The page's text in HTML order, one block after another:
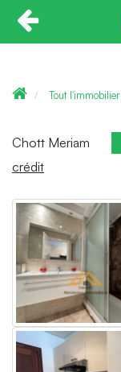
Tout l'immobilier
Chott Meriam
crédit